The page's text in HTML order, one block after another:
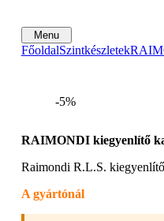
Menu
FőoldalSzintkészletek
-5%
RAIMONDI kiegyenlítő
Raimondi R.L.S.
A gyártónál